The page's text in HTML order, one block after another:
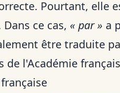
Pourtant, elle
ce cas, « par » a
être traduite
de l'Académie